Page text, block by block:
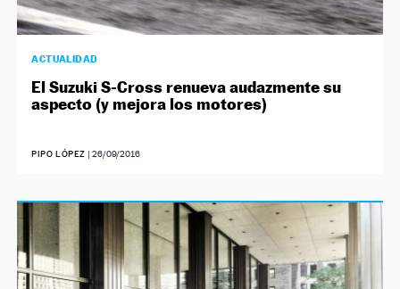
ACTUALIDAD
El Suzuki S-Cross renueva audazmente su
aspecto (y mejora los motores)
PIPO LÓPEZ 26/09/2016